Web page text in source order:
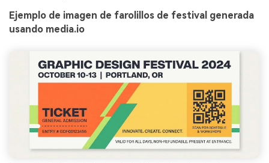
Ejemplo de imagen de farolillos de festival generada
usando media.io